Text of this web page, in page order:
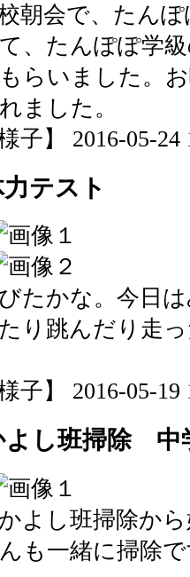
朝会で、たん
、たんぽぽ学
らいました。
ました。
子】 2016-05-24
テスト
たかな。今日
り跳んだり走
子】 2016-05-19
よし班掃除 中
よし班掃除か
も一緒に掃除